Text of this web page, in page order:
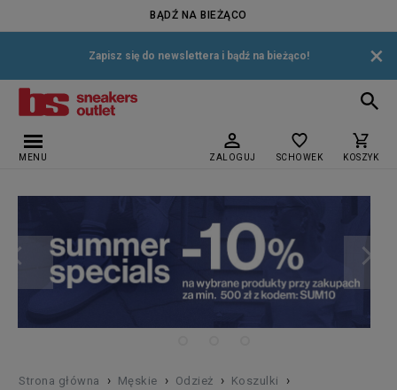
BĄDŹ NA BIEŻĄCO
Zapisz się do newslettera i bądź na bieżąco! ×
MENU ZALOGUJ SCHOWEK KOSZYK
Strona główna › Męskie › Odzież › Koszulki ›